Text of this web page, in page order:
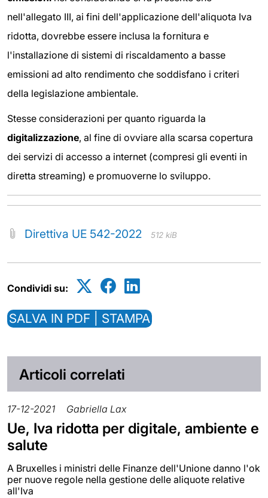
nell'allegato III, ai fini dell'applicazione dell'aliquota Iva
ridotta, dovrebbe essere inclusa la fornitura e
l'installazione di sistemi di riscaldamento a basse
emissioni ad alto rendimento che soddisfano i criteri
della legislazione ambientale.
Stesse considerazioni per quanto riguarda la
digitalizzazione, al fine di ovviare alla scarsa copertura
dei servizi di accesso a internet (compresi gli eventi in
diretta streaming) e promuoverne lo sviluppo.
Direttiva UE 542-2022 512 kiB
Condividi su:
SALVA IN PDF | STAMPA
Articoli correlati
17-12-2021 Gabriella Lax
Ue, Iva ridotta per digitale, ambiente e
salute
A Bruxelles i ministri delle Finanze dell'Unione danno l'ok
per nuove regole nella gestione delle aliquote relative
all'Iva